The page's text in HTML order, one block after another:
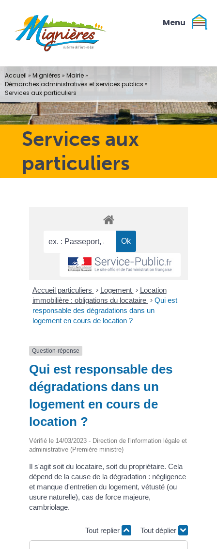
contenu
Services aux
particuliers
Accueil » Mignières » Mairie»
Démarches administratives et services publics »
Services aux particuliers
Accueil particuliers > Logement > Location
immobilière : obligations du locataire > Qui est
responsable des dégradations dans un
logement en cours de location ?
Question-réponse
Qui est responsable des
dégradations dans un
logement en cours de
location ?
Vérifié le 14/03/2023 - Direction de l'information légale et
administrative (Première ministre)
Il s'agit soit du locataire, soit du propriétaire. Cela
dépend de la cause de la dégradation : négligence
et manque d'entretien du logement, vétusté (ou
usure naturelle), cas de force majeure,
cambriolage.
Tout replier Tout déplier